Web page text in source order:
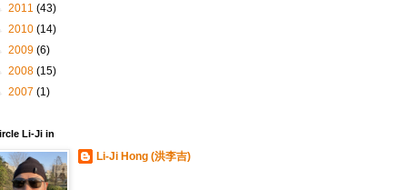
2011 (43)
2010 (14)
2009 (6)
2008 (15)
2007 (1)
Li-Ji in
Li-Ji Hong (洪李吉)